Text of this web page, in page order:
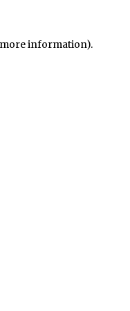
more information).